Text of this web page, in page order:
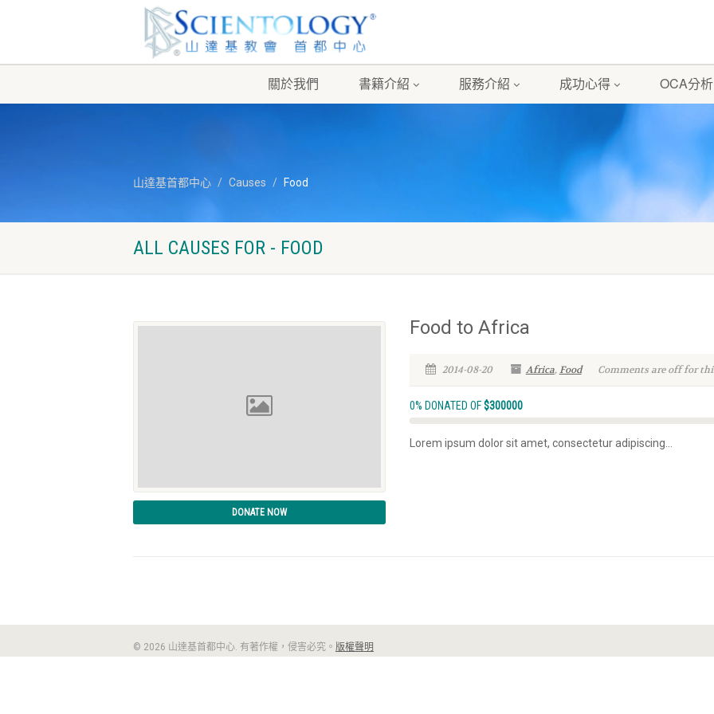
關於我們 書籍介紹 服務介紹 成功心得 OCA分析
山達基首都中心 Causes Food
ALL CAUSES FOR - FOOD
DONATE NOW
Food to Africa
2014-08-20 Africa,Food Comments are off for
0% DONATED OF$300000
Lorem ipsum dolor sit amet, consectetur adipiscing...
© 2026 山達基首都中心. 有著作權，侵害必究。 版權聲明